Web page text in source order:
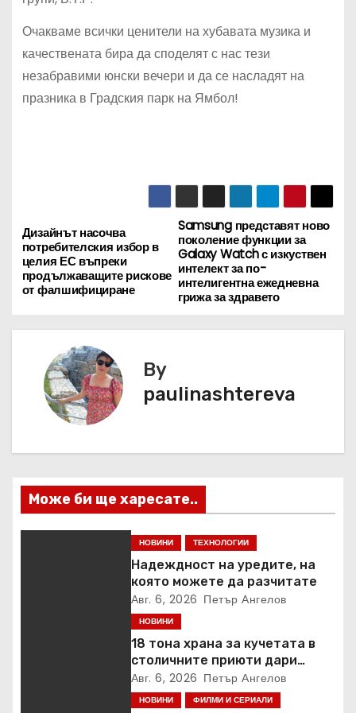
Очакваме всички ценители на хубавата музика и
качествената бира да споделят с нас тези
незабравими юнски вечери и да се насладят на
празника в Градския парк на Ямбол!
Н
а
в
и
я
Samsung представят ново
поколение функции за
Galaxy Watch с изкуствен
интелект за по-
интелигентна ежедневна
грижа за здравето
Дизайнът насочва
потребителския избор в
целия ЕС въпреки
продължаващите рискове
от фалшифициране
By
paulinashtereva
Може би ще харесате..
НОВИНИ ТЕХНОЛОГИИ
Надеждност на уредите, на
която можете да разчитате
Авг. 6, 2026 Петър Ангелов
НОВИНИ
18 тона храна за кучетата в
столичните приюти дари
Kaufland за година и половина
Авг. 6, 2026 Петър Ангелов
НОВИНИ ФИЛМИ И СЕРИАЛИ